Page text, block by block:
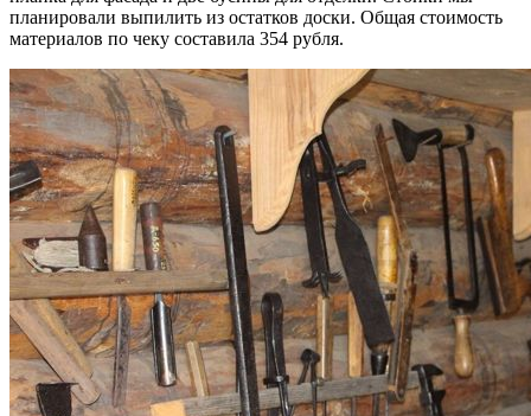
планировали выпилить из остатков доски. Общая стоимость
материалов по чеку составила 354 рубля.